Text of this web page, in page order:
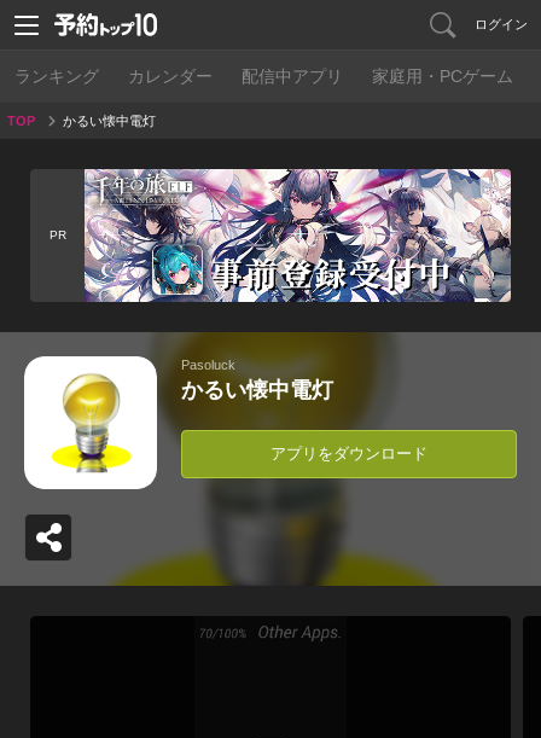
ログイン
ランキング カレンダー 配信中アプリ 家庭用・PCゲーム
TOP かるい懐中電灯
PR
Pasoluck
かるい懐中電灯
アプリをダウンロード